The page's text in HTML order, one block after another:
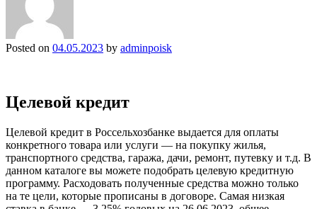
Posted on 04.05.2023 by adminpoisk
Целевой кредит
Целевой кредит в Россельхозбанке выдается для оплаты
конкретного товара или услуги — на покупку жилья,
транспортного средства, гаража, дачи, ремонт, путевку и т.д. В
данном каталоге вы можете подобрать целевую кредитную
программу. Расходовать полученные средства можно только
на те цели, которые прописаны в договоре. Самая низкая